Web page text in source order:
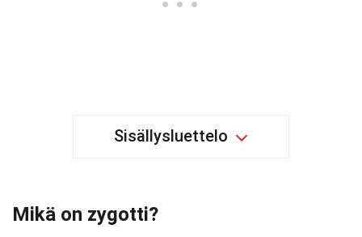
Sisällysluettelo
Mikä on zygotti?